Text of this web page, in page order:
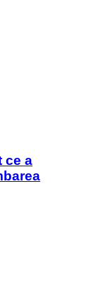
ce a